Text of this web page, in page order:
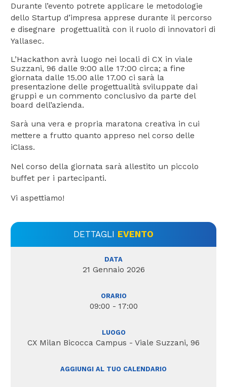
Durante l’evento potrete applicare le metodologie
dello Startup d’impresa apprese durante il percorso
e disegnare progettualità con il ruolo di innovatori di
Yallasec.
L’Hackathon avrà luogo nei locali di CX in viale
Suzzani, 96 dalle 9:00 alle 17:00 circa; a fine
giornata dalle 15.00 alle 17.00 ci sarà la
presentazione delle progettualità sviluppate dai
gruppi e un commento conclusivo da parte del
board dell’azienda.
Sarà una vera e propria maratona creativa in cui
mettere a frutto quanto appreso nel corso delle
iClass.
Nel corso della giornata sarà allestito un piccolo
buffet per i partecipanti.
Vi aspettiamo!
DETTAGLI EVENTO
DATA
21 Gennaio 2026
ORARIO
09:00 - 17:00
LUOGO
CX Milan Bicocca Campus - Viale Suzzani, 96
AGGIUNGI AL TUO CALENDARIO